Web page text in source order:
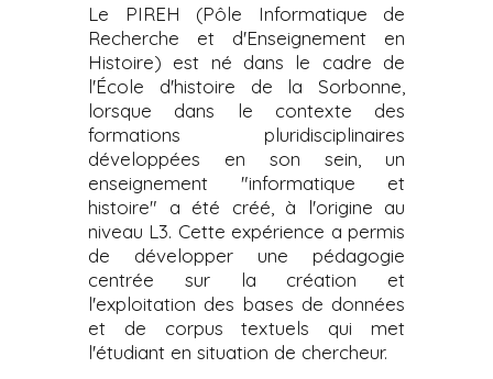
Le PIREH (Pôle Informatique de
Recherche et d'Enseignement en
Histoire) est né dans le cadre de
l'École d'histoire de la Sorbonne,
lorsque dans le contexte des
formations pluridisciplinaires
développées en son sein, un
enseignement "informatique et
histoire" a été créé, à l'origine au
niveau L3. Cette expérience a permis
de développer une pédagogie
centrée sur la création et
l'exploitation des bases de données
et de corpus textuels qui met
l'étudiant en situation de chercheur.